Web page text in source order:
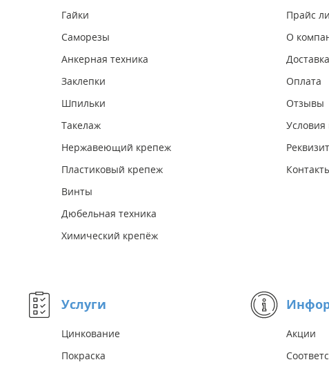
Гайки
Саморезы
Анкерная техника
Заклепки
Шпильки
Такелаж
Нержавеющий крепеж
Пластиковый крепеж
Винты
Дюбельная техника
Химический крепёж
Услуги
Цинкование
Покраска
Прайс
О
Доставка
Оплата
Отзывы
Условия
Акции